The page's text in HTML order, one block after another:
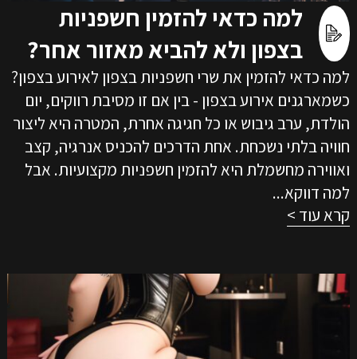
למה כדאי להזמין חשפניות
בצפון ולא להביא מאזור אחר?
למה כדאי להזמין את שרי חשפניות בצפון לאירוע בצפון?
כשמארגנים אירוע בצפון - בין אם זו מסיבת רווקים, יום
הולדת, ערב גיבוש או כל חגיגה אחרת, המטרה היא ליצור
חוויה בלתי נשכחת. אחת הדרכים להכניס אנרגיה, קצב
ואווירה מחשמלת היא להזמין חשפניות מקצועיות. אבל
למה דווקא...
קרא עוד >